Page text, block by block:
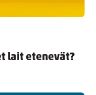
lait etenevät?